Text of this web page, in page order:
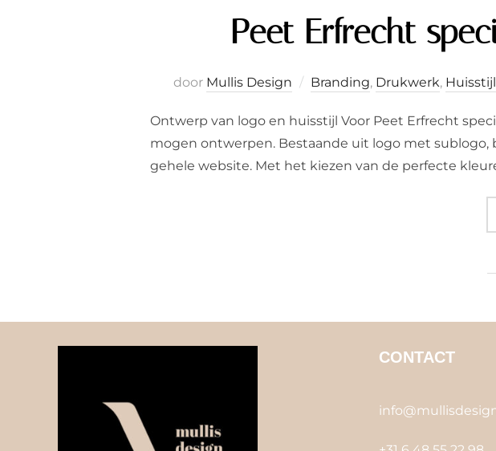
Peet Erfrecht
door Mullis Design Branding, Drukwerk, Huisstijl
Ontwerp van logo en huisstijl Voor Peet Erfrecht
mogen ontwerpen. Bestaande uit logo met sublogo,
gehele website. Met het kiezen van de perfecte
CONTACT